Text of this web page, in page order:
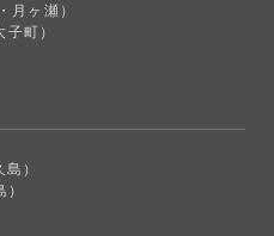
月ヶ瀬）
町）
）